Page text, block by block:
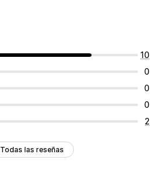
10
0
0
0
2
Todas las reseñas